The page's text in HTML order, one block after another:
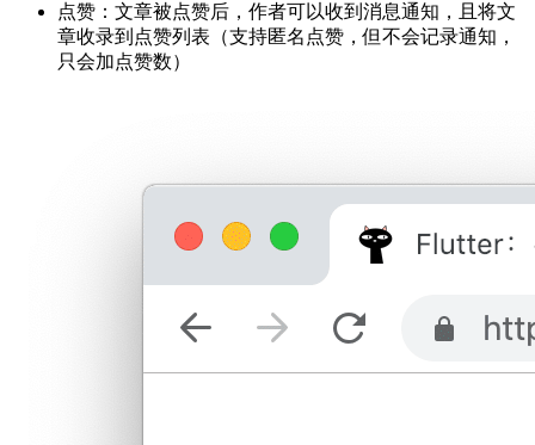
点赞：文章被点赞后，作者可以收到消息通知，且将文
章收录到点赞列表（支持匿名点赞，但不会记录通知，
只会加点赞数）